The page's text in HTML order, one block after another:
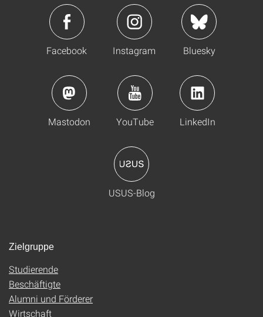
Facebook Instagram Bluesky
Mastodon YouTube LinkedIn
USUS-Blog
Zielgruppe
Studierende
Beschäftigte
Alumni und Förderer
Wirtschaft